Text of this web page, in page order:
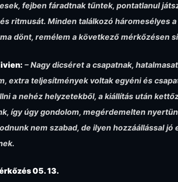
fejben fáradtnak tűntek, pontatlanul
ritmusát. Minden találkozó háromesélyes
dönt, remélem a következő mérkőzésen
– Nagy dicséret a csapatnak,
extra teljesítmények voltak egyéni és
a nehéz helyzetekből, a kiállítás után
így úgy gondolom, megérdemelten
nem szabad, de ilyen hozzáállással jó
05. 13.